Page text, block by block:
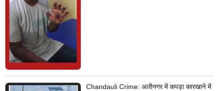
Chandauli Crime: अलीनगर में कपड़ा कारखाने में